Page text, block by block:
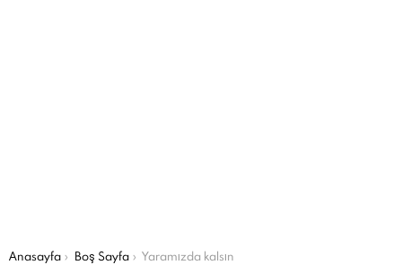
Şu an buradasın:
Anasayfa Boş Sayfa Yaramızda kalsın